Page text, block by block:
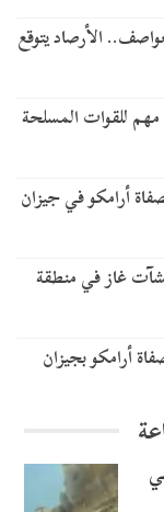
الأرصاد يتوقع
للقوات المسلحة
أرامكو في جيزان
غاز في منطقة
أرامكو بجيزان